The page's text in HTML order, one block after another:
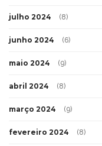
julho 2024 (8)
junho 2024 (6)
maio 2024 (9)
abril 2024 (8)
março 2024 (9)
fevereiro 2024 (8)